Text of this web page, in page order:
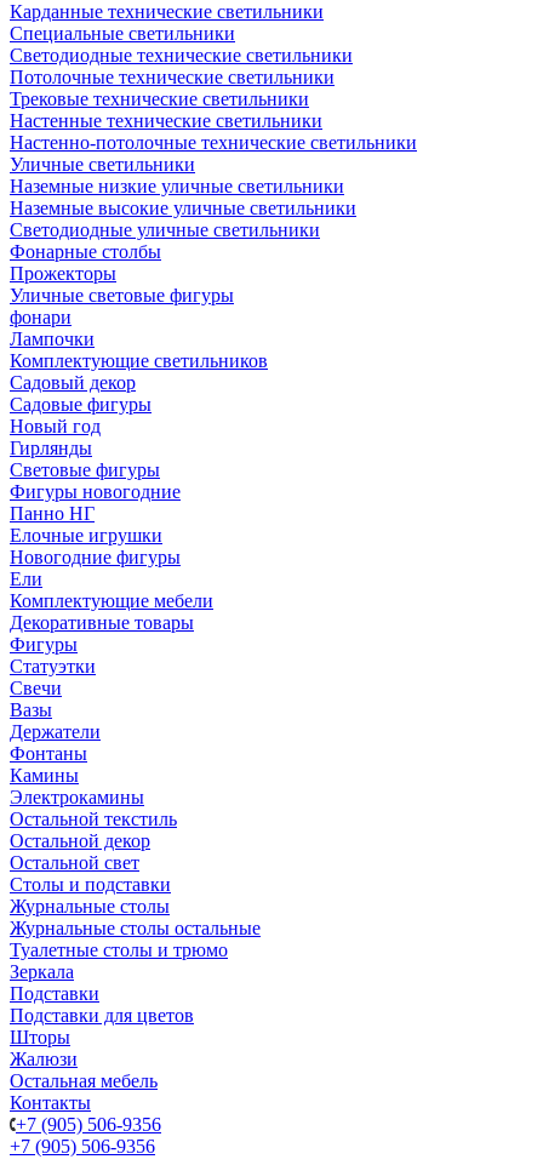
Карданные технические светильники
Специальные светильники
Светодиодные технические светильники
Потолочные технические светильники
Трековые технические светильники
Настенные технические светильники
Настенно-потолочные технические светильники
Уличные светильники
Наземные низкие уличные светильники
Наземные высокие уличные светильники
Светодиодные уличные светильники
Фонарные столбы
Прожекторы
Уличные световые фигуры
фонари
Лампочки
Комплектующие светильников
Садовый декор
Садовые фигуры
Новый год
Гирлянды
Световые фигуры
Фигуры новогодние
Панно НГ
Елочные игрушки
Новогодние фигуры
Ели
Комплектующие мебели
Декоративные товары
Фигуры
Статуэтки
Свечи
Вазы
Держатели
Фонтаны
Камины
Электрокамины
Остальной текстиль
Остальной декор
Остальной свет
Столы и подставки
Журнальные столы
Журнальные столы остальные
Туалетные столы и трюмо
Зеркала
Подставки
Подставки для цветов
Шторы
Жалюзи
Остальная мебель
Контакты
+7 (905) 506-9356
+7 (905) 506-9356